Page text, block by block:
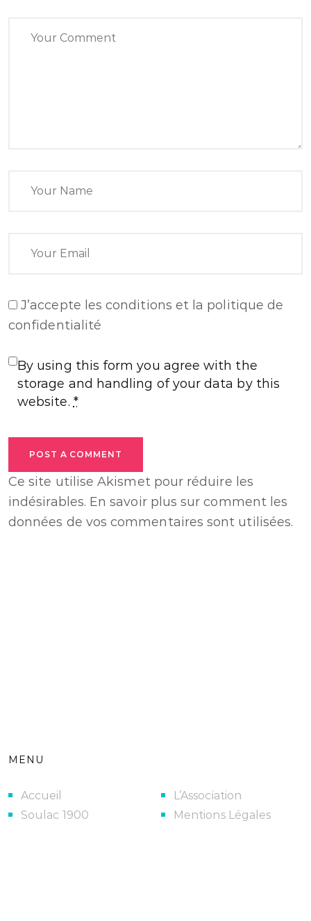
J’accepte les conditions et la politique de
confidentialité
By using this form you agree with the
storage and handling of your data by this
website. *
POST A COMMENT
Ce site utilise Akismet pour réduire les
indésirables. En savoir plus sur comment les
données de vos commentaires sont utilisées.
MENU
Accueil
Soulac 1900
L’Association
Mentions Légales